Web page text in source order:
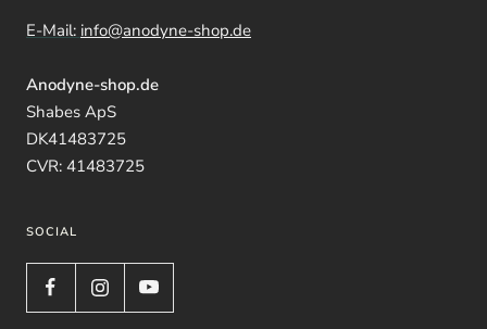
E-Mail: info@anodyne-shop.de
Anodyne-shop.de
Shabes ApS
DK41483725
CVR: 41483725
SOCIAL